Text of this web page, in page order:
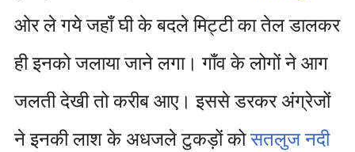
ओर ले गये जहाँ घी के बदले मिट्टी का तेल डालकर
ही इनको जलाया जाने लगा। गाँव के लोगों ने आग
जलती देखी तो करीब आए। इससे डरकर अंग्रेजों
ने इनकी लाश के अधजले टुकड़ों कोसतलुज नदी